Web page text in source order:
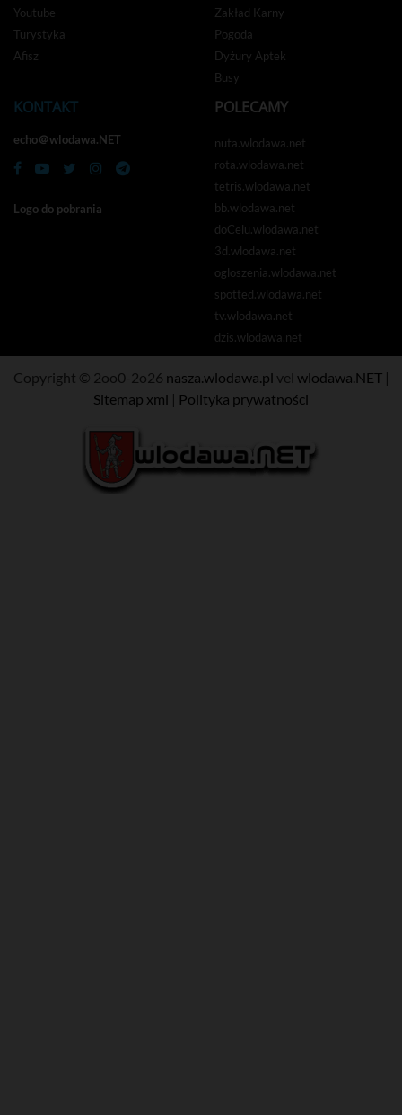
Youtube
Turystyka
Afisz
Zakład Karny
Pogoda
Dyżury Aptek
Busy
KONTAKT
echo＠wlodawa.NET
Logo do pobrania
POLECAMY
nuta.wlodawa.net
rota.wlodawa.net
tetris.wlodawa.net
bb.wlodawa.net
doCelu.wlodawa.net
3d.wlodawa.net
ogloszenia.wlodawa.net
spotted.wlodawa.net
tv.wlodawa.net
dzis.wlodawa.net
Copyright © 2oo0-2o26 nasza.wlodawa.pl vel wlodawa.NET|
Sitemap xml | Polityka prywatności